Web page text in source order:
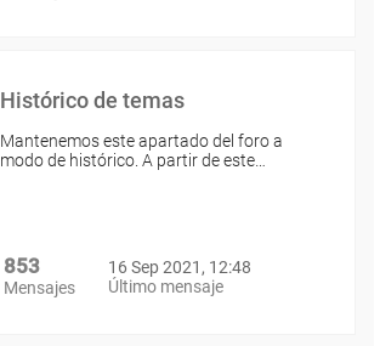
Histórico de temas
Mantenemos este apartado del foro a
modo de histórico. A partir de este…
853
Mensajes
16 Sep 2021, 12:48
Último mensaje